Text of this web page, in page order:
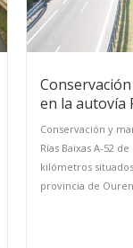
en la autovía
Conservación y
Rías Baixas A-52
kilómetros
provincia de